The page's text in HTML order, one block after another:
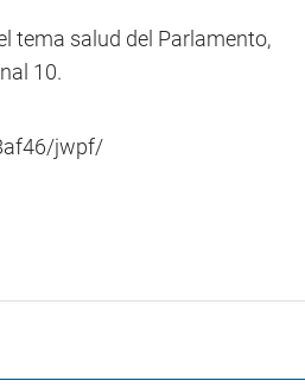
tema salud del Parlamento,
10.
jwpf/